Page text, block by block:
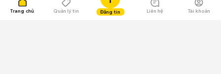
Trang chủ Quản lý tin Đăng tin Liên hệ Tài khoản